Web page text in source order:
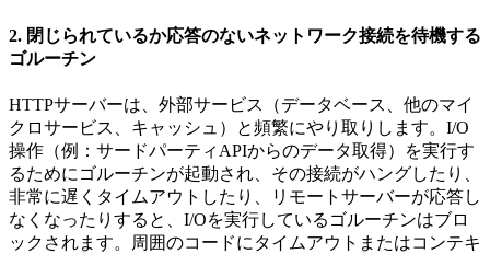
2. 閉じられているか応答のないネットワーク接続を待機する
ゴルーチン
HTTPサーバーは、外部サービス（データベース、他のマイ
クロサービス、キャッシュ）と頻繁にやり取りします。I/O
操作（例：サードパーティAPIからのデータ取得）を実行す
るためにゴルーチンが起動され、その接続がハングしたり、
非常に遅くタイムアウトしたり、リモートサーバーが応答し
なくなったりすると、I/Oを実行しているゴルーチンはブロ
ックされます。周囲のコードにタイムアウトまたはコンテキ